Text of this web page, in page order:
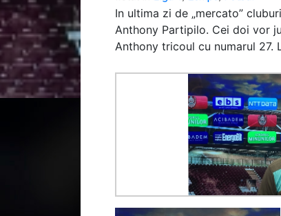
In ultima zi de „mercato”
Anthony Partipilo. Cei doi vor
Anthony tricoul cu numarul 27.